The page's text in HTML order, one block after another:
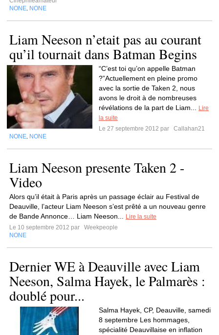
NONE NONE
Liam Neeson n’etait pas au courant
qu’il tournait dans Batman Begins
“C’est toi qu’on appelle Batman
?”Actuellement en pleine promo
avec la sortie de Taken 2, nous
avons le droit à de nombreuses
révélations de la part de Liam...
Lire
la suite
Le 27 septembre 2012 par
Callahan21
NONE NONE
Liam Neeson presente Taken 2 -
Video
Alors qu’il était à Paris après un passage éclair au Festival de
Deauville, l’acteur Liam Neeson s’est prêté a un nouveau genre
de Bande Annonce… Liam Neeson...
Lire la suite
Le 10 septembre 2012 par
Weekpeople
NONE
Dernier WE à Deauville avec Liam
Neeson, Salma Hayek, le Palmarès :
doublé pour...
Salma Hayek, CP, Deauville, samedi
8 septembre Les hommages,
spécialité Deauvillaise en inflation